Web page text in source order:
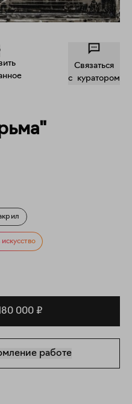
Связаться
c куратором
искусство
000 ₽
работе